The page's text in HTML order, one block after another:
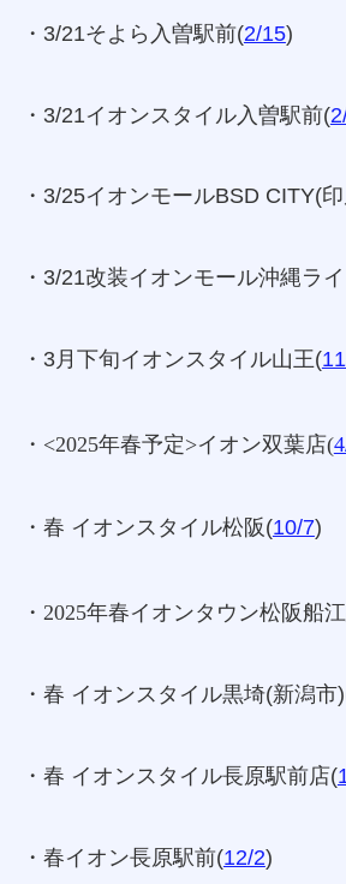
・3/21そよら入曽駅前(2/15)
・3/21イオンスタイル入曽駅前(
・3/25イオンモールBSD CITY(
・3/21改装イオンモール沖縄ラ
・3月下旬イオンスタイル山王(
・<2025年春予定>イオン双葉店(
・春 イオンスタイル松阪(10/7)
・2025年春イオンタウン松阪船江
・春 イオンスタイル黒埼(新潟市
・春 イオンスタイル長原駅前店(
・春イオン長原駅前(12/2)